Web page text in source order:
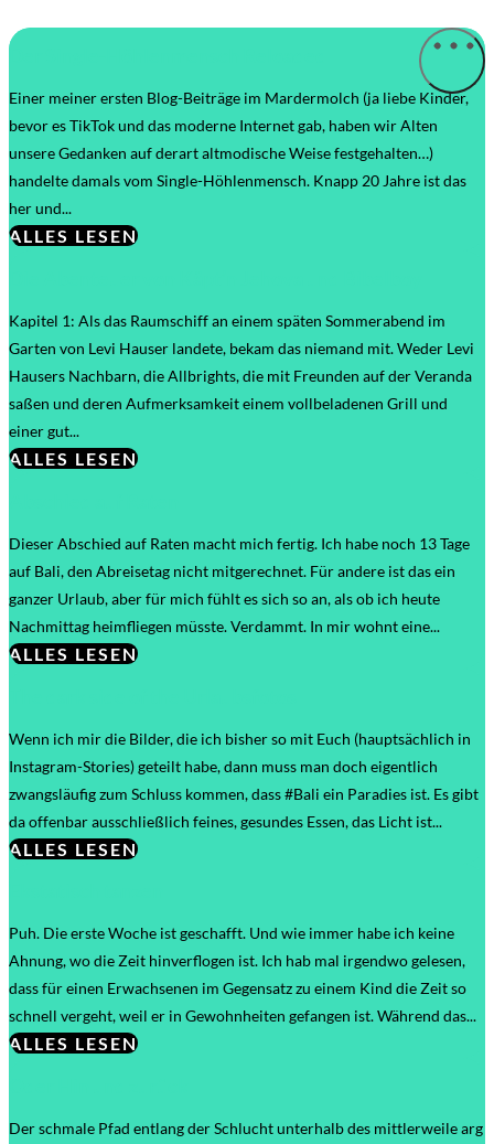
Einer meiner ersten Blog-Beiträge im Mardermolch (ja liebe Kinder,
bevor es TikTok und das moderne Internet gab, haben wir Alten
unsere Gedanken auf derart altmodische Weise festgehalten…)
handelte damals vom Single-Höhlenmensch. Knapp 20 Jahre ist das
her und...
ALLES LESEN
Kapitel 1: Als das Raumschiff an einem späten Sommerabend im
Garten von Levi Hauser landete, bekam das niemand mit. Weder Levi
Hausers Nachbarn, die Allbrights, die mit Freunden auf der Veranda
saßen und deren Aufmerksamkeit einem vollbeladenen Grill und
einer gut...
ALLES LESEN
Dieser Abschied auf Raten macht mich fertig. Ich habe noch 13 Tage
auf Bali, den Abreisetag nicht mitgerechnet. Für andere ist das ein
ganzer Urlaub, aber für mich fühlt es sich so an, als ob ich heute
Nachmittag heimfliegen müsste. Verdammt. In mir wohnt eine...
ALLES LESEN
Wenn ich mir die Bilder, die ich bisher so mit Euch (hauptsächlich in
Instagram-Stories) geteilt habe, dann muss man doch eigentlich
zwangsläufig zum Schluss kommen, dass #Bali ein Paradies ist. Es gibt
da offenbar ausschließlich feines, gesundes Essen, das Licht ist...
ALLES LESEN
Puh. Die erste Woche ist geschafft. Und wie immer habe ich keine
Ahnung, wo die Zeit hinverflogen ist. Ich hab mal irgendwo gelesen,
dass für einen Erwachsenen im Gegensatz zu einem Kind die Zeit so
schnell vergeht, weil er in Gewohnheiten gefangen ist. Während das...
ALLES LESEN
Der schmale Pfad entlang der Schlucht unterhalb des mittlerweile arg